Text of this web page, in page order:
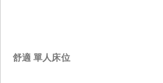
舒適 單人床位